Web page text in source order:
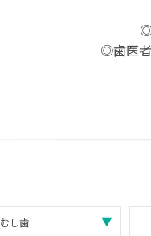
◎
◎歯医
むし歯